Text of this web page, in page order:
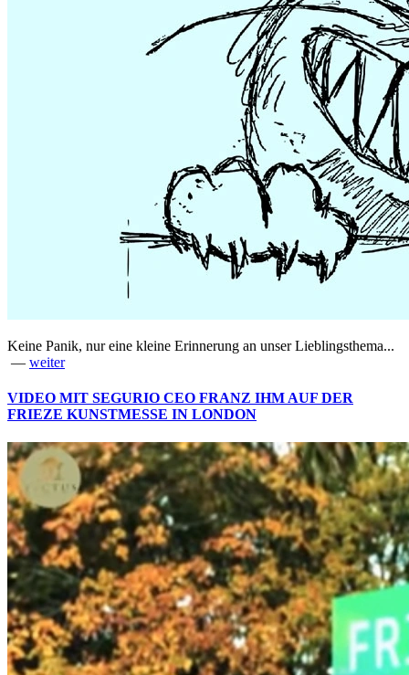
Keine Panik, nur eine kleine Erinnerung an unser Lieblingsthema...
— weiter
VIDEO MIT SEGURIO CEO FRANZ IHM AUF DER
FRIEZE KUNSTMESSE IN LONDON